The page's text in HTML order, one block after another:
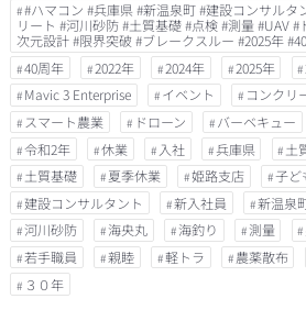
#ハマコン #兵庫県 #新温泉町 #建設コンサルタ
リート #河川砂防 #土質基礎 #点検 #測量 #UAV #
次元設計 #限界突破 #ブレークスルー #2025年
40周年
2022年 2024年 2025年
Mavic 3 Enterprise
イベント コンクリ
スマート農業
ドローン バーベキュー
令和2年
休業 入社 兵庫県
土
土質基礎
夏季休業 姫路支店 子ど
建設コンサルタント
新入社員 新温泉
河川砂防
海央丸 海釣り 測量
若手職員
親睦 軽トラ 農薬散布
３０年